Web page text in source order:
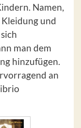
Namen,
und
man dem
hinzufügen.
an